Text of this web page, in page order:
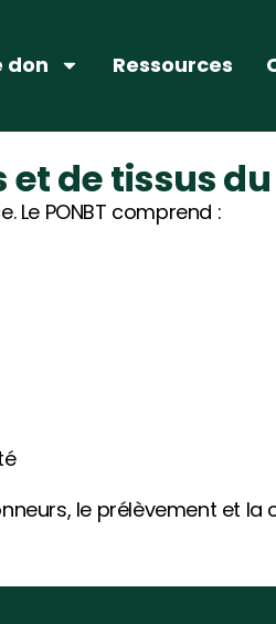
don Ressources
et de tissus
PONBT comprend :
le prélèvement et